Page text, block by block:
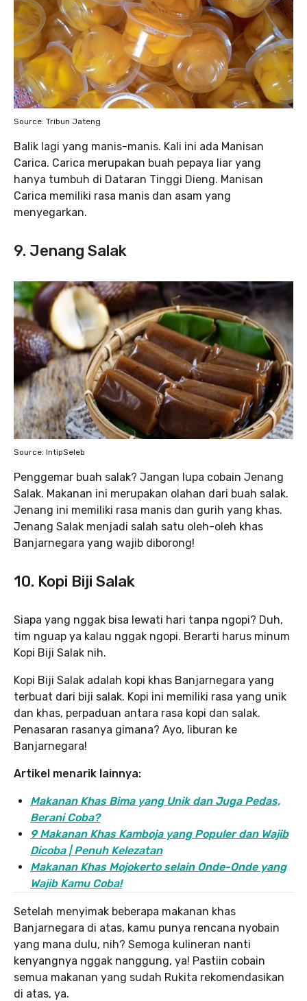
Source: Tribun Jateng
Balik lagi yang manis-manis. Kali ini ada Manisan
Carica. Carica merupakan buah pepaya liar yang
hanya tumbuh di Dataran Tinggi Dieng. Manisan
Carica memiliki rasa manis dan asam yang
menyegarkan.
9. Jenang Salak
Source: IntipSeleb
Penggemar buah salak? Jangan lupa cobain Jenang
Salak. Makanan ini merupakan olahan dari buah salak.
Jenang ini memiliki rasa manis dan gurih yang khas.
Jenang Salak menjadi salah satu oleh-oleh khas
Banjarnegara yang wajib diborong!
10. Kopi Biji Salak
Siapa yang nggak bisa lewati hari tanpa ngopi? Duh,
tim nguap ya kalau nggak ngopi. Berarti harus minum
Kopi Biji Salak nih.
Kopi Biji Salak adalah kopi khas Banjarnegara yang
terbuat dari biji salak. Kopi ini memiliki rasa yang unik
dan khas, perpaduan antara rasa kopi dan salak.
Penasaran rasanya gimana? Ayo, liburan ke
Banjarnegara!
Artikel menarik lainnya:
Makanan Khas Bima yang Unik dan Juga Pedas,
Berani Coba?
9 Makanan Khas Kamboja yang Populer dan Wajib
Dicoba | Penuh Kelezatan
Makanan Khas Mojokerto selain Onde-Onde yang
Wajib Kamu Coba!
Setelah menyimak beberapa makanan khas
Banjarnegara di atas, kamu punya rencana nyobain
yang mana dulu, nih? Semoga kulineran nanti
kenyangnya nggak nanggung, ya! Pastiin cobain
semua makanan yang sudah Rukita rekomendasikan
di atas, ya.